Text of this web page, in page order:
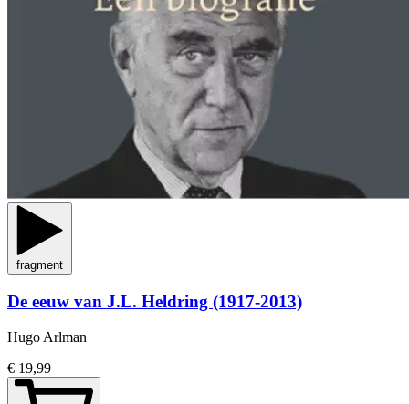
fragment
De eeuw van J.L. Heldring (1917-2013)
Hugo Arlman
€ 19,99